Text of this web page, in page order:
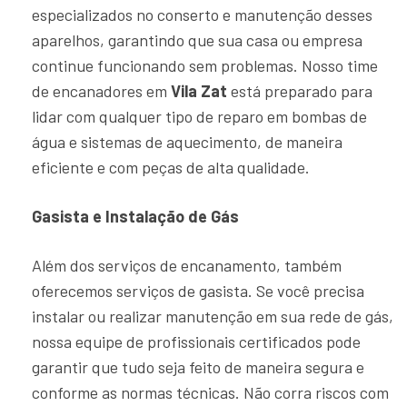
especializados no conserto e manutenção desses
aparelhos, garantindo que sua casa ou empresa
continue funcionando sem problemas. Nosso time
de encanadores em Vila Zat está preparado para
lidar com qualquer tipo de reparo em bombas de
água e sistemas de aquecimento, de maneira
eficiente e com peças de alta qualidade.
Gasista e Instalação de Gás
Além dos serviços de encanamento, também
oferecemos serviços de gasista. Se você precisa
instalar ou realizar manutenção em sua rede de gás,
nossa equipe de profissionais certificados pode
garantir que tudo seja feito de maneira segura e
conforme as normas técnicas. Não corra riscos com